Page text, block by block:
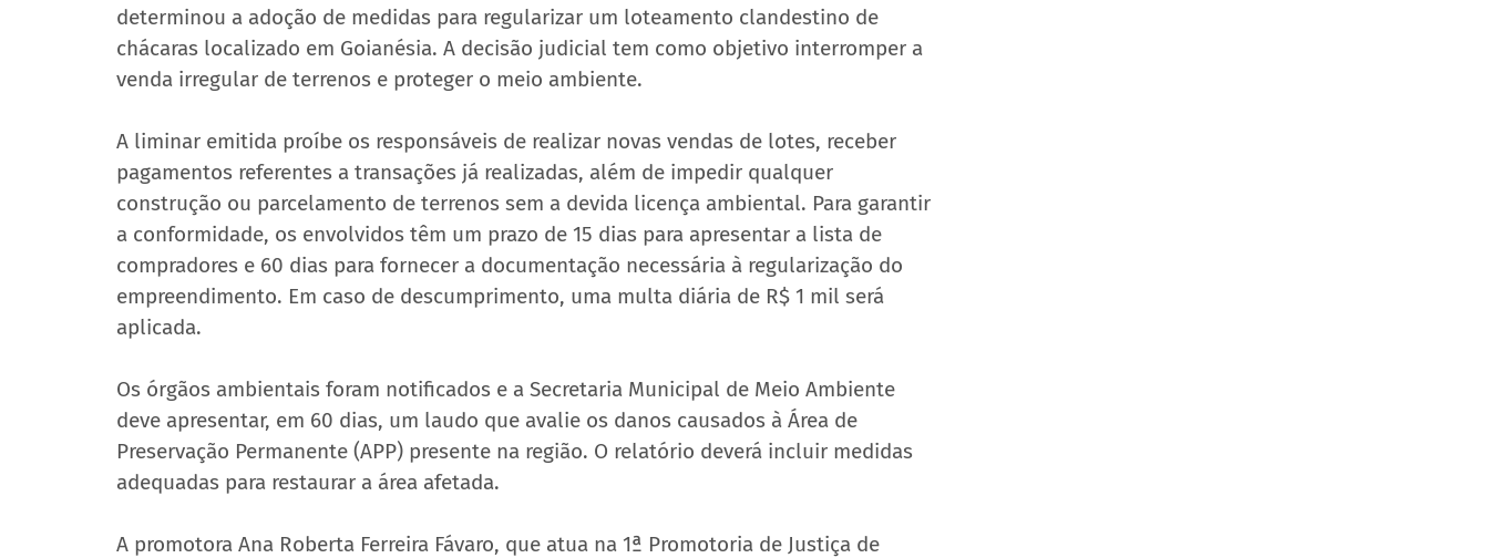
determinou a adoção de medidas para regularizar um loteamento clandestino de
chácaras localizado em Goianésia. A decisão judicial tem como objetivo interromper a
venda irregular de terrenos e proteger o meio ambiente.
A liminar emitida proíbe os responsáveis de realizar novas vendas de lotes, receber
pagamentos referentes a transações já realizadas, além de impedir qualquer
construção ou parcelamento de terrenos sem a devida licença ambiental. Para garantir
a conformidade, os envolvidos têm um prazo de 15 dias para apresentar a lista de
compradores e 60 dias para fornecer a documentação necessária à regularização do
empreendimento. Em caso de descumprimento, uma multa diária de R$ 1 mil será
aplicada.
Os órgãos ambientais foram notificados e a Secretaria Municipal de Meio Ambiente
deve apresentar, em 60 dias, um laudo que avalie os danos causados à Área de
Preservação Permanente (APP) presente na região. O relatório deverá incluir medidas
adequadas para restaurar a área afetada.
A promotora Ana Roberta Ferreira Fávaro, que atua na 1ª Promotoria de Justiça de